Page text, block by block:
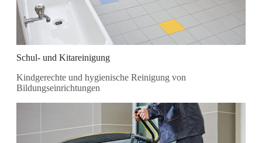
Schul- und Kitareinigung
Kindgerechte und hygienische Reinigung von
Bildungseinrichtungen